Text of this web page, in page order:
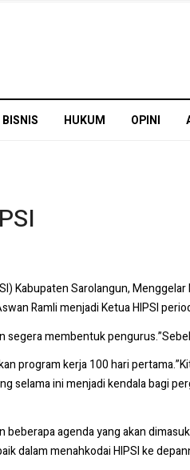
BISNIS HUKUM OPINI
Kabupaten Sarolangun,
Ramli menjadi Ketua HIPSI
membentuk
program kerja 100 hari
selama ini menjadi kendala bagi
agenda yang akan
dalam menahkodai HIPSI ke